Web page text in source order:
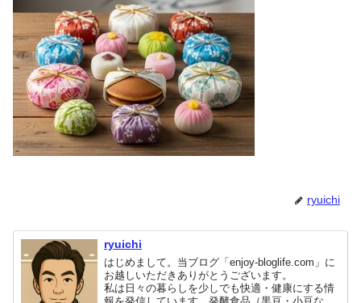
ryuichi
ryuichi
はじめまして。当ブログ「enjoy-bloglife.com」に
お越しいただきありがとうございます。
私は日々の暮らしを少しでも快適・健康にする情